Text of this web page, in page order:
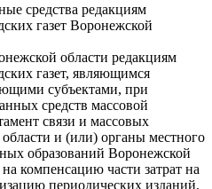
средства редакциям
газет Воронежской
области редакциям
газет, являющимся
субъектами, при
средств массовой
связи и массовых
и (или) органы местного
образований Воронежской
компенсацию части затрат на
периодических изданий,